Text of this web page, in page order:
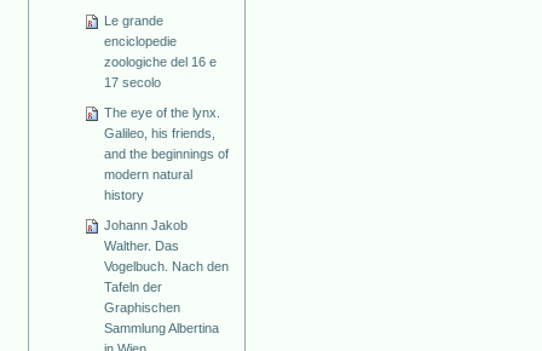
Le grande
enciclopedie
zoologiche del 16 e
17 secolo
The eye of the lynx.
Galileo, his friends,
and the beginnings of
modern natural
history
Johann Jakob
Walther. Das
Vogelbuch. Nach den
Tafeln der
Graphischen
Sammlung Albertina